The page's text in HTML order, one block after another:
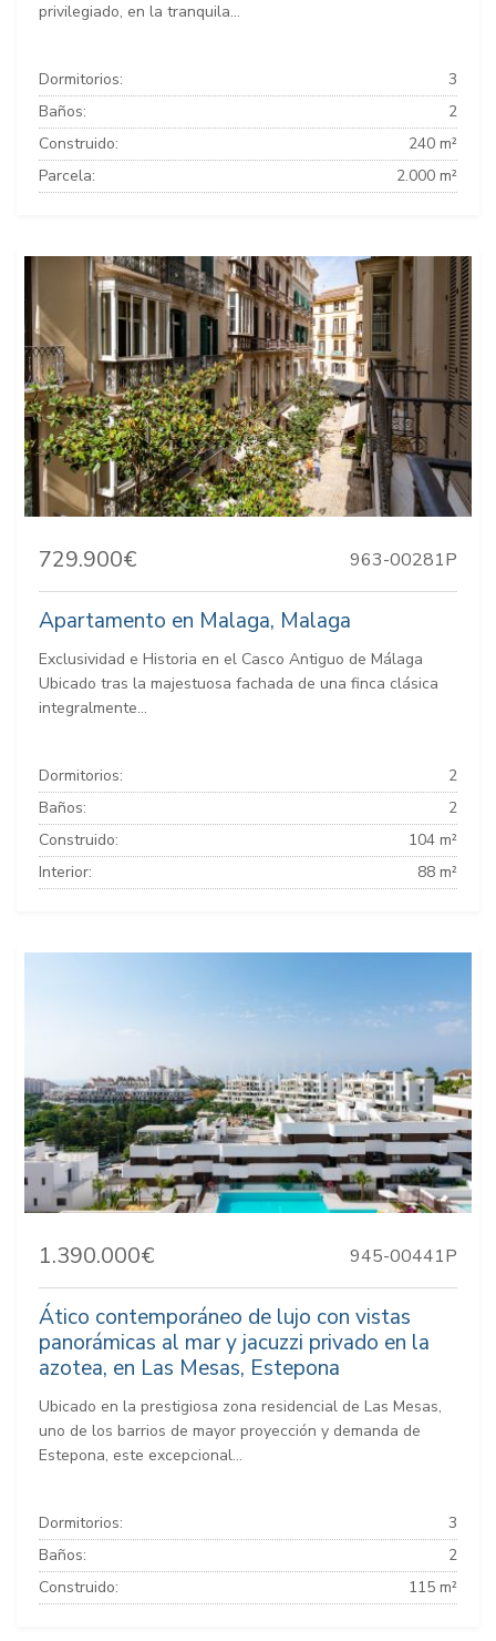
privilegiado, en la tranquila...
Dormitorios:
3
Baños:
2
Construido:
240 m²
Parcela:
2.000 m²
729.900€ 963-00281P
Apartamento en Malaga, Malaga
Exclusividad e Historia en el Casco Antiguo de Málaga
Ubicado tras la majestuosa fachada de una finca clásica
integralmente...
Dormitorios:
2
Baños:
2
Construido:
104 m²
Interior:
88 m²
1.390.000€ 945-00441P
Ático contemporáneo de lujo con vistas
panorámicas al mar y jacuzzi privado en la
azotea, en Las Mesas, Estepona
Ubicado en la prestigiosa zona residencial de Las Mesas,
uno de los barrios de mayor proyección y demanda de
Estepona, este excepcional...
Dormitorios:
3
Baños:
2
Construido:
115 m²